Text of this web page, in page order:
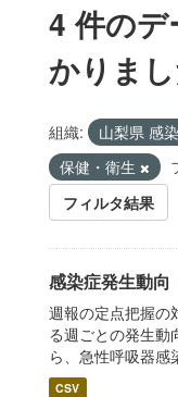
4 件の
かりま
組織: 山梨県 感
保健・衛生
フィルタ結果
感染症発生動向
週報の定点把握の
る週ごとの発生動
ら、急性呼吸器感
CSV